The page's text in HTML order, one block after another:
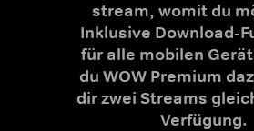
stream, womit du
Inklusive Download-
für alle mobilen
du WOW Premium
dir zwei Streams
Verfügung.